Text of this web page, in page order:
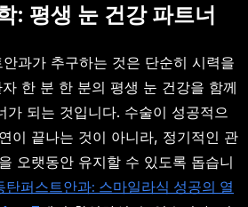
: 평생 눈 건강 파트너
과가 추구하는 것은 단순히 시력을
한 분 한 분의 평생 눈 건강을 함께
가 되는 것입니다. 수술이 성공적으
이 끝나는 것이 아니라, 정기적인 관
오랫동안 유지할 수 있도록 돕습니
탄퍼스트안과: 스마일라식 성공의 열